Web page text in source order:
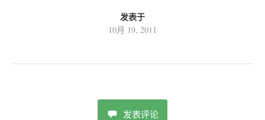
发表于
10月 19, 2011
发表评论